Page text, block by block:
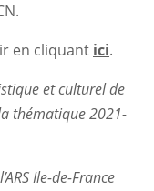
en cliquant ici.
et culturel de
thématique 2021-
Ile-de-France